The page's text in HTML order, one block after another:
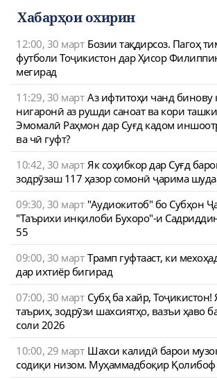
Хабарҳои охирин
12:00, 30 март Бозии тақдирсоз. Пагоҳ
футболи Тоҷикистон дар Ҳисор
мегирад
11:29, 30 март Аз ифтитоҳи чанд бинову
нигаронӣ аз рушди саноат ва кори
Эмомалӣ Раҳмон дар Суғд кадом
ва чӣ гуфт?
10:42, 30 март Як соҳибкор дар Суғд
зодрӯзаш 117 ҳазор сомонӣ ҷарима
09:30, 30 март "Аудиокитоб" бо Субҳон
"Таърихи инқилоби Бухоро"-и
55
09:00, 30 март Трамп гуфтааст, ки
дар ихтиёр бигирад
07:00, 30 март Субҳ ба хайр, Тоҷикистон!
таърих, зодрӯзи шахсиятҳо, вазъи ҳаво
соли 2026
10:00, 29 март Шахси калидӣ барои
содиқи низом. Муҳаммадбоқир Қолибоф